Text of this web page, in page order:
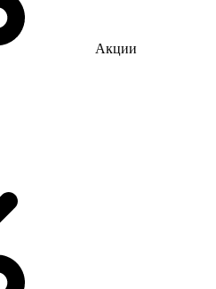
Акции